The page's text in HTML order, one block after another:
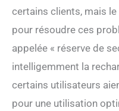
certains clients, mais
pour résoudre ces
appelée « réserve de
intelligemment la
certains utilisateurs
pour une utilisation